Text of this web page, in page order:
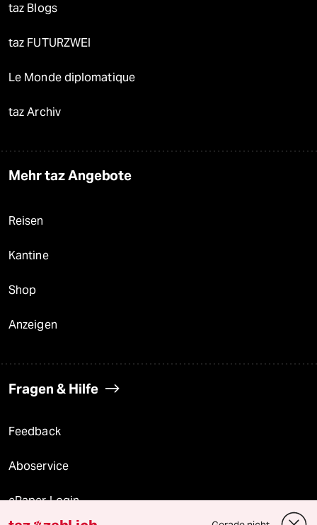
taz Blogs
taz FUTURZWEI
Le Monde diplomatique
taz Archiv
Mehr taz Angebote
Reisen
Kantine
Shop
Anzeigen
Fragen & Hilfe
Feedback
Aboservice
ePaper Login